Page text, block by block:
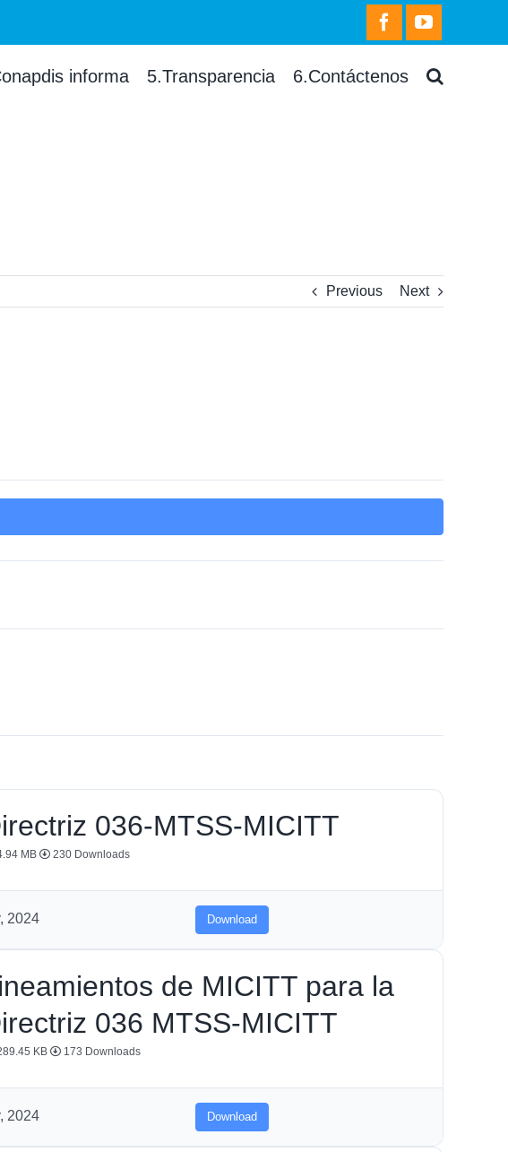
facebookyoutube
informa 5.Transparencia 6.Contáctenos
Previous Next
036-MTSS-MICITT
MB 230 Downloads
2024 Download
de MICITT para la
036 MTSS-MICITT
KB 173 Downloads
2024 Download